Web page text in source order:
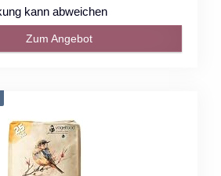
kann abweichen
Zum Angebot